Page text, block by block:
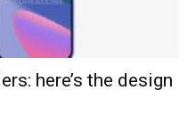
here’s the design